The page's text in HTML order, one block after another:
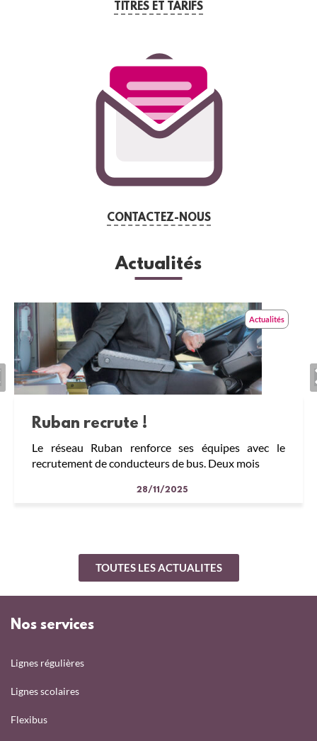
TITRES ET TARIFS
CONTACTEZ-NOUS
Actualités
Actualités
Ruban recrute !
Le réseau Ruban renforce ses équipes avec le
recrutement de conducteurs de bus. Deux mois
28/11/2025
TOUTES LES ACTUALITES
Nos services
Lignes régulières
Lignes scolaires
Flexibus